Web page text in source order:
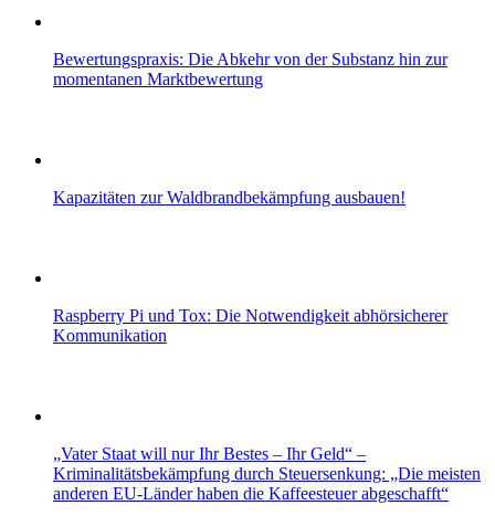
Bewertungspraxis: Die Abkehr von der Substanz hin zur
momentanen Marktbewertung
Kapazitäten zur Waldbrandbekämpfung ausbauen!
Raspberry Pi und Tox: Die Notwendigkeit abhörsicherer
Kommunikation
„Vater Staat will nur Ihr Bestes – Ihr Geld“ –
Kriminalitätsbekämpfung durch Steuersenkung: „Die meisten
anderen EU-Länder haben die Kaffeesteuer abgeschafft“